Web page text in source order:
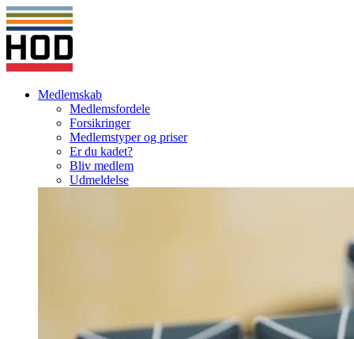
Medlemskab
Medlemsfordele
Forsikringer
Medlemstyper og priser
Er du kadet?
Bliv medlem
Udmeldelse